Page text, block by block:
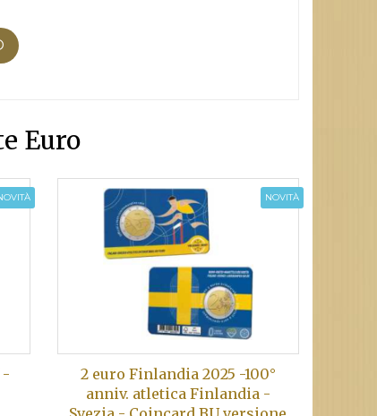
Euro
-
NOVITÀ
2 euro Finlandia 2025 -100°
anniv. atletica Finlandia -